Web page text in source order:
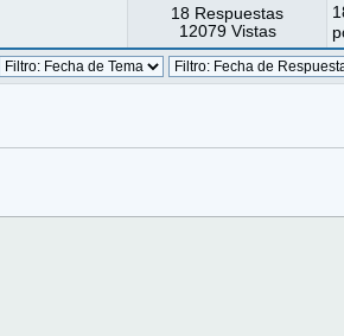
18 Respuestas
12079 Vistas